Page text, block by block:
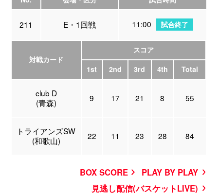
211 E・1回戦 11:00 試合終了
対戦カード
スコア
1st
2nd 3rd 4th Total
club D
(青森)
9 17 21 8 55
トライアンズSW
(和歌山)
22 11 23 28 84
BOX SCORE
PLAY BY PLAY
見逃し配信(バスケットLIVE)